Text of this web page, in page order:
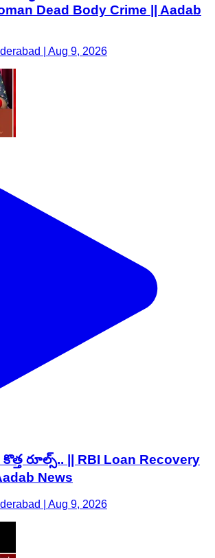
Dead Body Crime || Aadab
| Aug 9, 2026
రూల్స్.. || RBI Loan Recovery
News
| Aug 9, 2026